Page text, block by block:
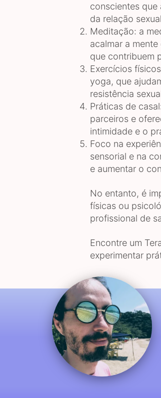
conscientes que
da relação
Meditação: a
acalmar a
que contribuem
Exercícios
yoga, que
resistência
Práticas de
parceiros e
intimidade e o
Foco na
sensorial e na
e aumentar o
No entanto, é
físicas ou
profissional de
Encontre um
experimentar